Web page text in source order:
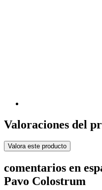
Valoraciones del
Valora este producto
comentarios en
Pavo Colostrum